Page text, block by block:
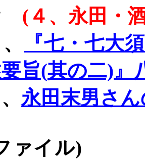
( ４、永田・
『七・七大
旨(其の二)』
永田末男さ
ァイル)